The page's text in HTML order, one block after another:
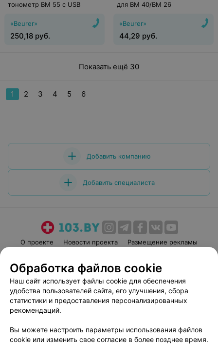
тонометр BM 55 c USB
«Beurer»
250,18 руб.
для BM 40/BM 26
«Beurer»
44,29 руб.
Показать ещё 30
1 2 3 4 5 6
Добавить компанию
Добавить специалиста
О проекте Новости проекта
Размещение рекламы
Пользовательское соглашение
Способы оплаты
Вакансии
Партнеры
Написать руководителю 103.by
Обработка персональных данных
Обработка файлов cookie
Наш сайт использует файлы cookie для обеспечения
удобства пользователей сайта, его улучшения, сбора
статистики и предоставления персонализированных
рекомендаций.
Вы можете настроить параметры использования файлов
cookie или изменить свое согласие в более позднее время.